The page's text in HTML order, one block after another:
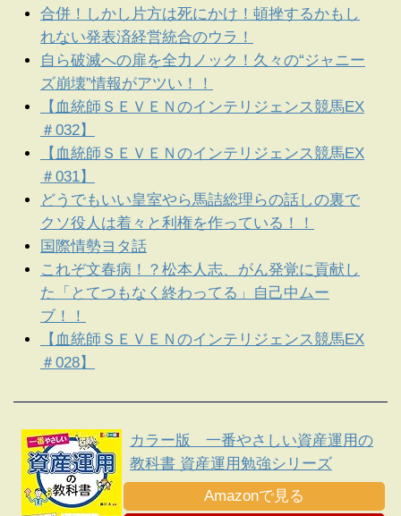
合併！しかし片方は死にかけ！頓挫するかもし
れない発表済経営統合のウラ！
自ら破滅への扉を全力ノック！久々の“ジャニー
ズ崩壊”情報がアツい！！
【血統師ＳＥＶＥＮのインテリジェンス競馬EX
＃032】
【血統師ＳＥＶＥＮのインテリジェンス競馬EX
＃031】
どうでもいい皇室やら馬詰総理らの話しの裏で
クソ役人は着々と利権を作っている！！
国際情勢ヨタ話
これぞ文春病！？松本人志、がん発覚に貢献し
た「とてつもなく終わってる」自己中ムー
ブ！！
【血統師ＳＥＶＥＮのインテリジェンス競馬EX
＃028】
カラー版 一番やさしい資産運用の
教科書 資産運用勉強シリーズ
Amazonで見る